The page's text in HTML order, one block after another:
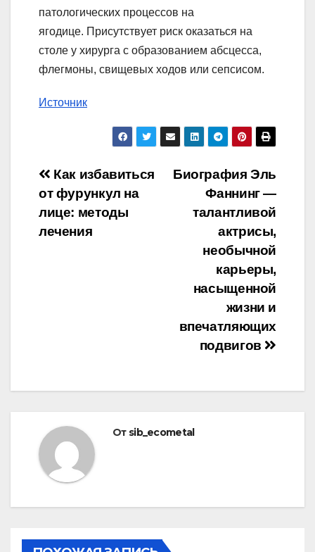
патологических процессов на
ягодице. Присутствует риск оказаться на
столе у хирурга с образованием абсцесса,
флегмоны, свищевых ходов или сепсисом.
Источник
Навигация
по
записям
Биография Эль
Фаннинг —
талантливой
актрисы,
необычной
карьеры,
насыщенной
жизни и
впечатляющих
подвигов
Как избавиться
от фурункул на
лице: методы
лечения
От sib_ecometal